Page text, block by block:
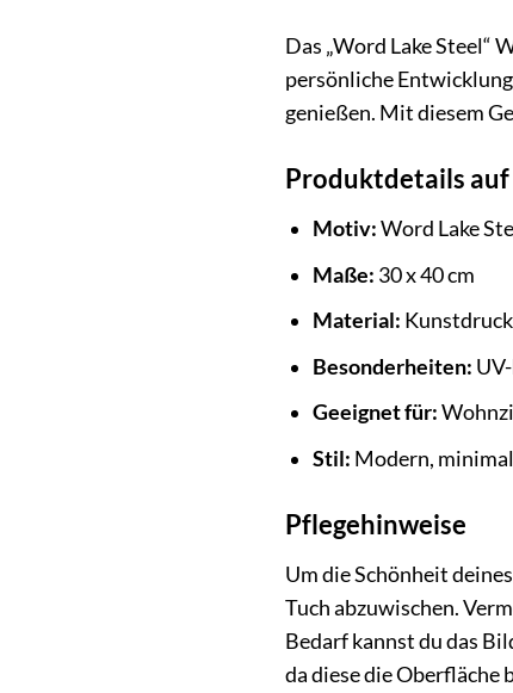
Das „Word Lake Steel“
persönliche
genießen. Mit diesem
Produktdetails auf
Motiv:Word Lake
Maße: 30 x 40 cm
Material:
Besonderheiten:
Geeignet für:
Stil: Modern,
Pflegehinweise
Um die Schönheit
Tuch abzuwischen.
Bedarf kannst du das
da diese die Oberfläche